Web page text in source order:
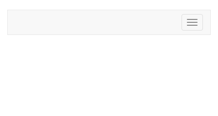
Toggle